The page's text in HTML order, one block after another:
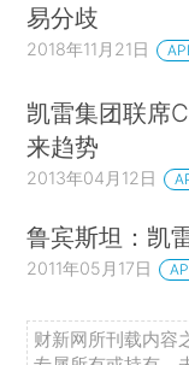
易分歧
2018年11月21日
凯雷集团联席
来趋势
2013年04月12日
鲁宾斯坦：凯
2011年05月17日
财新网所刊载内容